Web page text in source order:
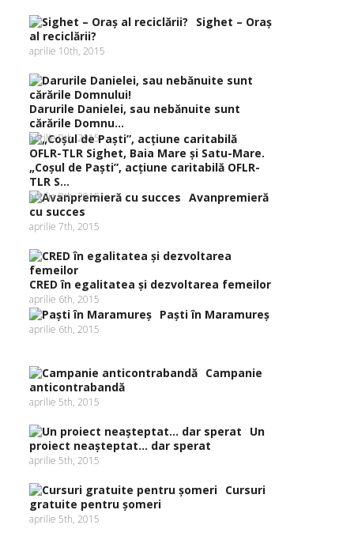
Sighet – Oraş
al reciclării?
aprilie 10th, 2015
Darurile Danielei, sau nebănuite sunt
cărările Domnu...
aprilie 9th, 2015
„Coşul de Paşti”, acţiune caritabilă OFLR-
TLR S...
aprilie 8th, 2015
Avanpremieră
cu succes
aprilie 7th, 2015
CRED în egalitatea şi dezvoltarea femeilor
aprilie 6th, 2015
Paşti în Maramureş
aprilie 6th, 2015
Campanie
anticontrabandă
aprilie 5th, 2015
Un
proiect neaşteptat… dar sperat
aprilie 5th, 2015
Cursuri
gratuite pentru şomeri
aprilie 5th, 2015